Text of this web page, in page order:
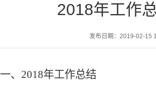
2018年工作
发布日期：2019-02-15
一、 2018年工作总结